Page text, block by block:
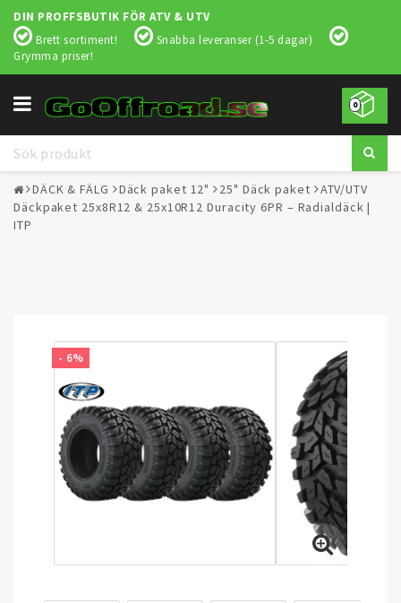
DIN PROFFSBUTIK FÖR ATV & UTV
Brett sortiment!
Snabba leveranser (1-5 dagar)
Grymma priser!
0
Toggle
navigation
DÄCK & FÄLG Däck paket 12" 25" Däck paket
ATV/UTV
Däckpaket 25x8R12 & 25x10R12 Duracity 6PR – Radialdäck |
ITP
- 6%